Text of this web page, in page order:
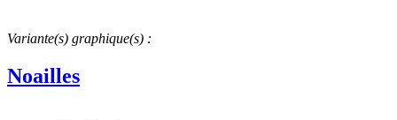
Variante(s) graphique(s) :
Noailles